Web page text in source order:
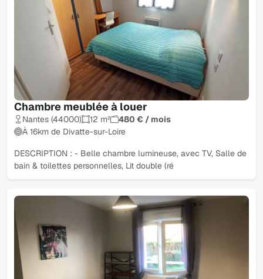
Chambre meublée à louer
Nantes (44000) 12 m²
480 € / mois
À 16km de Divatte-sur-Loire
DESCRIPTION : - Belle chambre lumineuse, avec TV, Salle de
bain & toilettes personnelles, Lit double (ré